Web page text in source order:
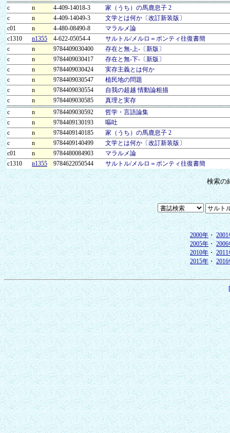
c
n 4-409-14018-3
家（うち）の馬鹿息子 2
c
n 4-409-14049-3
文学とは何か〔改訂新装版〕
c01
n 4-480-08490-8
マラルメ論
c1310
n1355 4-622-05054-4
サルトル/メルロ＝ポンティ往復書簡
c
n 9784409030400
存在と無-上-〔新版〕
c
n 9784409030417
存在と無-下-〔新版〕
c
n 9784409030424
実存主義とは何か
c
n 9784409030547
植民地の問題
c
n 9784409030554
自我の超越 情動論粗描
c
n 9784409030585
真理と実存
c
n 9784409030592
哲学・言語論集
c
n 9784409130193
嘔吐
c
n 9784409140185
家（うち）の馬鹿息子 2
c
n 9784409140499
文学とは何か〔改訂新装版〕
c01
n 9784480084903
マラルメ論
c1310
n1355 9784622050544 サルトル/メルロ＝ポンティ往復書簡
検索の
2000年・2001
2005年・2006
2010年・2011
2015年・2016